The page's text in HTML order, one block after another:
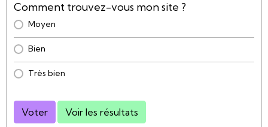
Comment trouvez-vous mon site ?
Moyen
Bien
Très bien
Voter Voir les résultats